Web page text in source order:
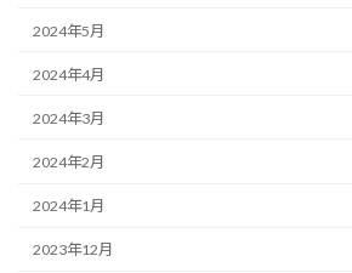
2024年5月
2024年4月
2024年3月
2024年2月
2024年1月
2023年12月